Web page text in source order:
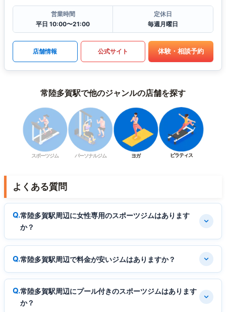
営業時間
平日 10:00〜21:00
定休日
毎週月曜日
店舗情報 公式サイト 体験・相談予約
常陸多賀駅で他のジャンルの店舗を探す
スポーツジム パーソナルジム ヨガ ピラティス
よくある質問
常陸多賀駅周辺に女性専用のスポーツジムはあります
か？
常陸多賀駅周辺で料金が安いジムはありますか？
常陸多賀駅周辺にプール付きのスポーツジムはあります
か？